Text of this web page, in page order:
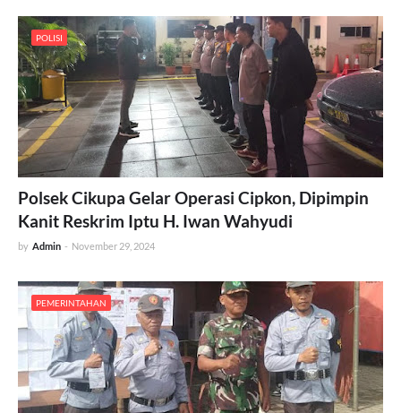
POLISI
Polsek Cikupa Gelar Operasi Cipkon, Dipimpin
Kanit Reskrim Iptu H. Iwan Wahyudi
by Admin - November 29, 2024
PEMERINTAHAN